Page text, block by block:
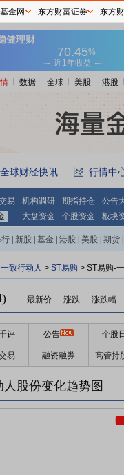
数据 全球 美股 港股
全球财经快讯 行情中
易 机构调研 期指持仓
公告
大盘资金 个股资金 板块
新股 基金 港股 美股 期货
一致行动人 > ST易购 > ST易购-
最新价 - 涨跌 - 涨跌幅 -
评 公告 个股
易 融资融券 高管持
股份变化趋势图
金网 东方财富证券 东方